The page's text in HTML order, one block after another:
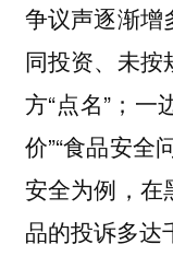
争议声逐渐增
同投资、未按
方“点名”；一
价”“食品安全
安全为例，在
品的投诉多达